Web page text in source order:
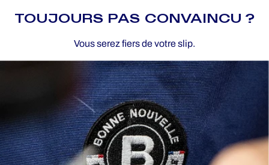
TOUJOURS PAS CONVAINCU ?
Vous serez fiers de votre slip.